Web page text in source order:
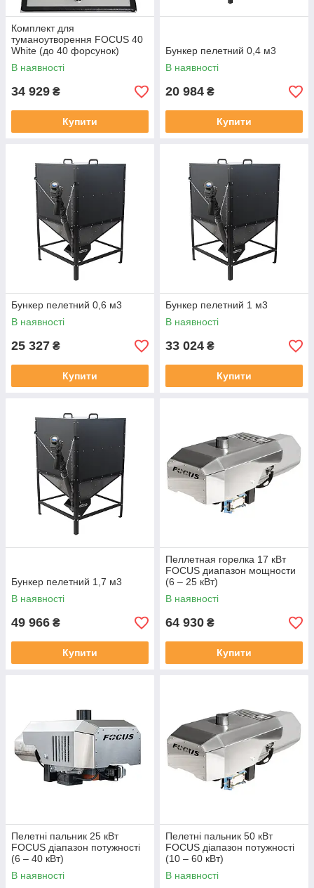
Комплект для
туманоутворення FOCUS 40
White (до 40 форсунок)
В наявності
34 929 ₴
Купити
Бункер пелетний 0,4 м3
В наявності
20 984 ₴
Купити
Бункер пелетний 0,6 м3
В наявності
25 327 ₴
Купити
Бункер пелетний 1 м3
В наявності
33 024 ₴
Купити
Бункер пелетний 1,7 м3
В наявності
49 966 ₴
Купити
Пеллетная горелка 17 кВт
FOCUS диапазон мощности
(6 – 25 кВт)
В наявності
64 930 ₴
Купити
Пелетні пальник 25 кВт
FOCUS діапазон потужності
(6 – 40 кВт)
В наявності
Пелетні пальник 50 кВт
FOCUS діапазон потужності
(10 – 60 кВт)
В наявності